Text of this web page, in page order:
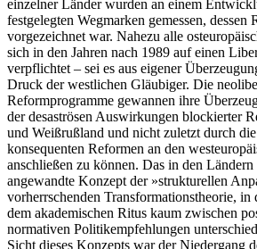
einzelner Länder wurden an einem
festgelegten Wegmarken gemessen,
vorgezeichnet war. Nahezu alle
sich in den Jahren nach 1989 auf einen
verpflichtet – sei es aus eigener
Druck der westlichen Gläubiger. Die
Reformprogramme gewannen ihre
der desaströsen Auswirkungen blockierter
und Weißrußland und nicht zuletzt durch
konsequenten Reformen an den
anschließen zu können. Das in den
angewandte Konzept der »strukturellen
vorherrschenden Transformationstheorie, in
dem akademischen Ritus kaum zwischen
normativen Politikempfehlungen
Sicht dieses Konzepts war der Niedergang